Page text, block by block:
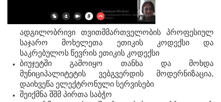
ადგილობრივი თვითმმართველობის პროფესიულ
საჯარო მოხელეთა ეთიკის კოდექსი და
საკრებულოს წევრის ეთიკის კოდექსი
ბიუჯეტში გამოიყო თანხა და მოხდა
მუნიციპალიტეტის ვებგვერდის მოდერნიზაცია,
დაიხვეწა ელექტრონული სერვისები
შეიქმნა შშმ პირთა საბჭო